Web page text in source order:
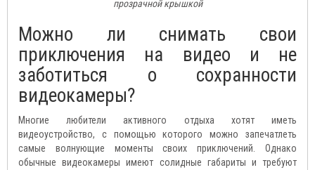
прозрачной крышкой
Можно ли снимать свои
приключения на видео и не
заботиться о сохранности
видеокамеры?
Многие любители активного отдыха хотят иметь
видеоустройство, с помощью которого можно запечатлеть
самые волнующие моменты своих приключений. Однако
обычные видеокамеры имеют солидные габариты и требуют